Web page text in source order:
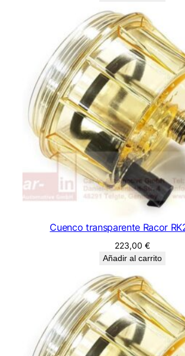
Cuenco transparente Racor
223,00 €
Añadir al carrito